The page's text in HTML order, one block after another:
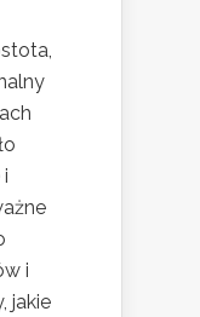
i
jakie